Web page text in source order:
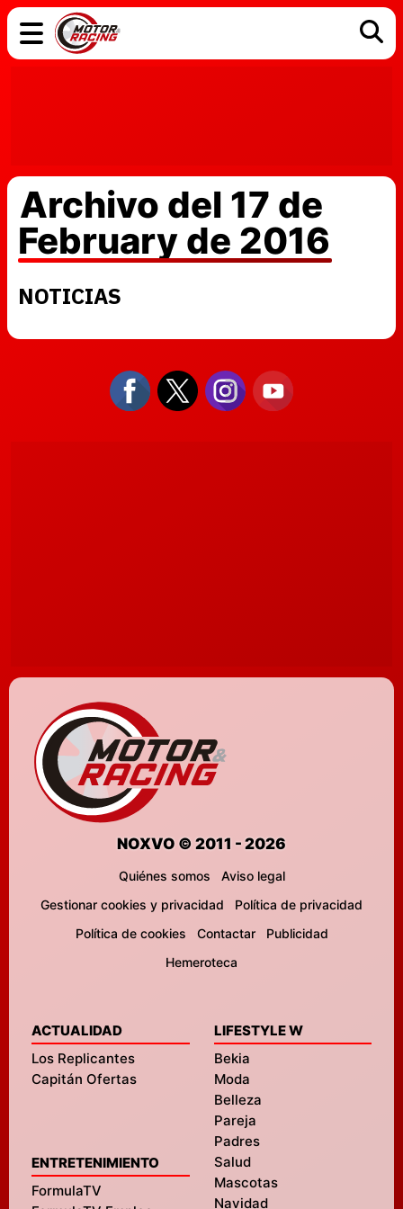
Archivo del 17 de
February de 2016
NOTICIAS
NOXVO © 2011 - 2026
Quiénes somos
Aviso legal
Gestionar cookies y privacidad
Política de privacidad
Política de cookies
Contactar
Publicidad
Hemeroteca
ACTUALIDAD
Los Replicantes
Capitán Ofertas
ENTRETENIMIENTO
FormulaTV
LIFESTYLE W
Bekia
Moda
Belleza
Pareja
Padres
Salud
Mascotas
Navidad